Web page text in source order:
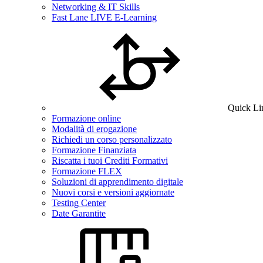
Networking & IT Skills
Fast Lane LIVE E-Learning
Quick
Formazione online
Modalità di erogazione
Richiedi un corso personalizzato
Formazione Finanziata
Riscatta i tuoi Crediti Formativi
Formazione FLEX
Soluzioni di apprendimento digitale
Nuovi corsi e versioni aggiornate
Testing Center
Date Garantite